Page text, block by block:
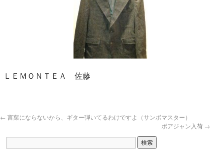
ＬＥＭＯＮＴＥＡ 佐藤
← 言葉にならないから、ギター弾いてるわけですよ（サンボマスター）
ボアジャン入荷 →